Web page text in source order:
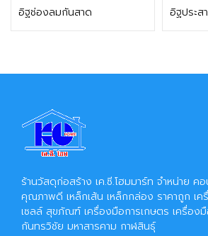
อิฐช่องลมกันสาด
ติดต่อฝ่ายขาย อิฐประส
ร้านวัสดุก่อสร้าง เค.ซี.โฮมมาร์ท จำหน่าย ค
คุณภาพดี เหล็กเส้น เหล็กกล่อง ราคาถูก เค
เซลล์ สุขภัณฑ์ เครื่องมือการเกษตร เครื่อง
กันทรวิชัย มหาสารคาม กาฬสินธุ์